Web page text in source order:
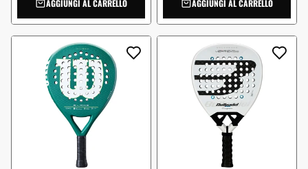
AGGIUNGI AL CARRELLO AGGIUNGI AL CARRELLO